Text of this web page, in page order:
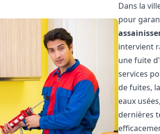
Dans la
pour
intervient
une fuite
services
de fuites,
eaux
dernières